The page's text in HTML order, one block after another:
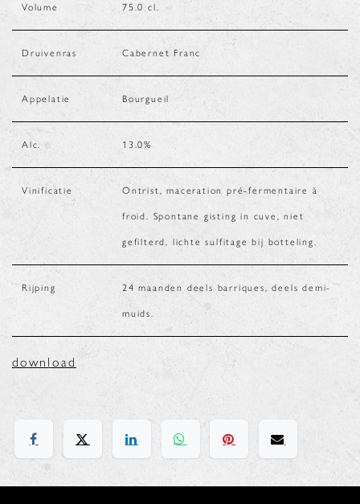
Volume 75.0 cl.
Druivenras Cabernet Franc
Appelatie Bourgueil
Alc. 13.0%
Vinificatie Ontrist, maceration pré-fermentaire à
froid. Spontane gisting in cuve, niet
gefilterd, lichte sulfitage bij botteling.
Rijping 24 maanden deels barriques, deels demi-
muids.
download